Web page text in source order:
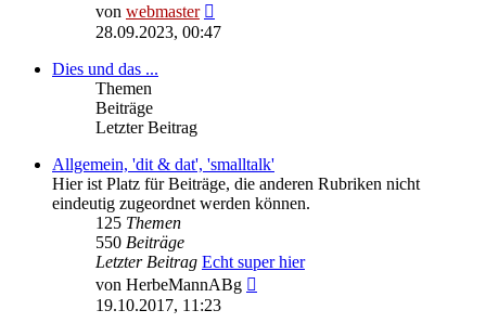
von webmaster
Beitrag
28.09.2023, 00:47
Dies und das ...
Themen
Beiträge
Letzter Beitrag
Allgemein, 'dit & dat', 'smalltalk'
Hier ist Platz für Beiträge, die anderen Rubriken nicht
eindeutig zugeordnet werden können.
125 Themen
550 Beiträge
Letzter Beitrag Echt super hier
von HerbeMannABg
19.10.2017, 11:23